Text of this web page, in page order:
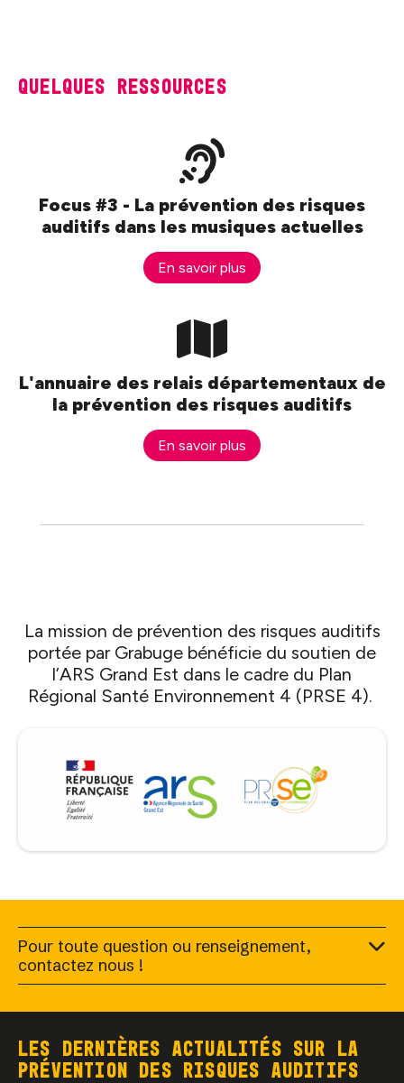
Quelques ressources
Focus #3 - La prévention des risques
auditifs dans les musiques actuelles
En savoir plus
L'annuaire des relais départementaux de
la prévention des risques auditifs
En savoir plus
La mission deprévention des risques auditifs
portée par Grabuge bénéficie du soutien de
l’ARS Grand Est dans le cadre du Plan
Régional Santé Environnement 4 (PRSE 4).
Pour toute question ou renseignement,
contactez nous !
Les dernières actualités sur la
prévention des risques auditifs